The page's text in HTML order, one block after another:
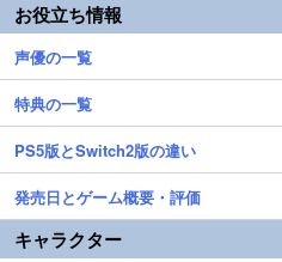
お役立ち情報
声優の一覧
特典の一覧
PS5版とSwitch2版の違い
発売日とゲーム概要・評価
キャラクター